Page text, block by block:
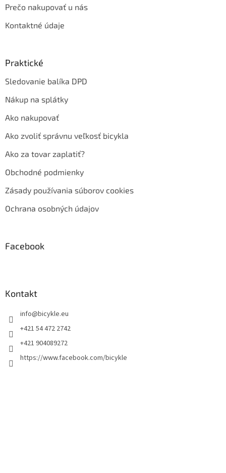
Prečo nakupovať u nás
Kontaktné údaje
Praktické
Sledovanie balíka DPD
Nákup na splátky
Ako nakupovať
Ako zvoliť správnu veľkosť bicykla
Ako za tovar zaplatiť?
Obchodné podmienky
Zásady používania súborov cookies
Ochrana osobných údajov
Facebook
Kontakt
info@bicykle.eu
+421 54 472 2742
+421 904089272
https://www.facebook.com/bicykle